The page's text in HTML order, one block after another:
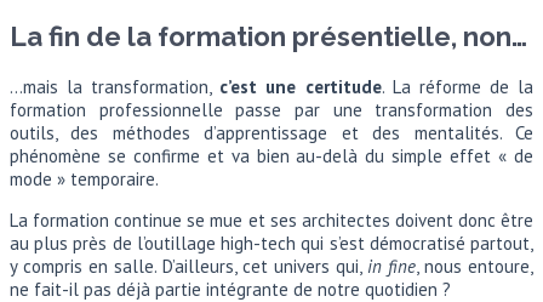
La fin de la formation présentielle, non…
…mais la transformation, c’est une certitude. La réforme de la
formation professionnelle passe par une transformation des
outils, des méthodes d’apprentissage et des mentalités. Ce
phénomène se confirme et va bien au-delà du simple effet « de
mode » temporaire.
La formation continue se mue et ses architectes doivent donc être
au plus près de l’outillage high-tech qui s’est démocratisé partout,
y compris en salle. D’ailleurs, cet univers qui, in fine , nous entoure,
ne fait-il pas déjà partie intégrante de notre quotidien ?